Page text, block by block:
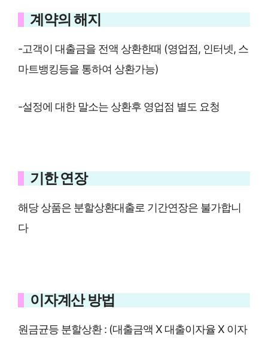
계약의 해지
-고객이 대출금을 전액 상환한때 (영업점, 인터넷, 스
마트뱅킹등을 통하여 상환가능)
-설정에 대한 말소는 상환후 영업점 별도 요청
기한 연장
해당 상품은 분할상환대출로 기간연장은 불가합니
다
이자계산 방법
원금균등 분할상환 : (대출금액 X 대출이자율 X 이자